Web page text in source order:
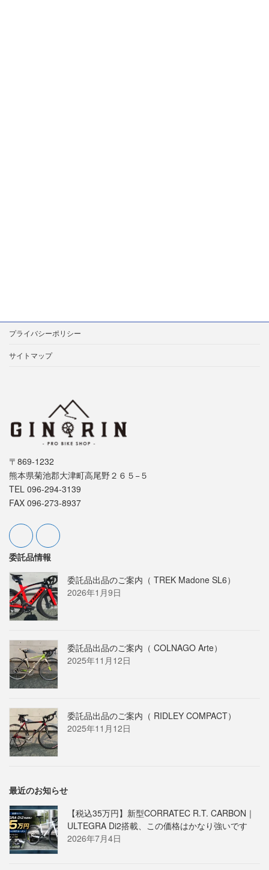
プライバシーポリシー
サイトマップ
〒869-1232
熊本県菊池郡大津町高尾野２６５−５
TEL 096-294-3139
FAX 096-273-8937
委託品情報
委託品出品のご案内（ TREK Madone SL6）
2026年1月9日
委託品出品のご案内（ COLNAGO Arte）
2025年11月12日
委託品出品のご案内（ RIDLEY COMPACT）
2025年11月12日
最近のお知らせ
【税込35万円】新型CORRATEC R.T. CARBON｜
ULTEGRA Di2搭載、この価格はかなり強いです
2026年7月4日